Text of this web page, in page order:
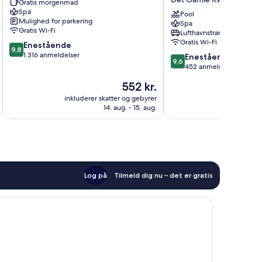
Hanoi
Det
Gamle
Kvarter
Gratis morgenmad
Spa
Mulighed for parkering
Gratis Wi-Fi
9.8
ud
9,8 Enestående
1.316 anmeldelser
Prisen
er
552 kr.
552 kr.
inkluderer skatter og gebyrer
14. aug. - 15. aug.
HOTEL
&
ROOFTOP
Det
Gamle
Kvarter
Pool
Spa
Lufthavnstransport
Gratis Wi-Fi
9.6
ud
anmeldelser
9,6 Enestående
452 anmeldelser
Log på Tilmeld dig nu – det er gratis